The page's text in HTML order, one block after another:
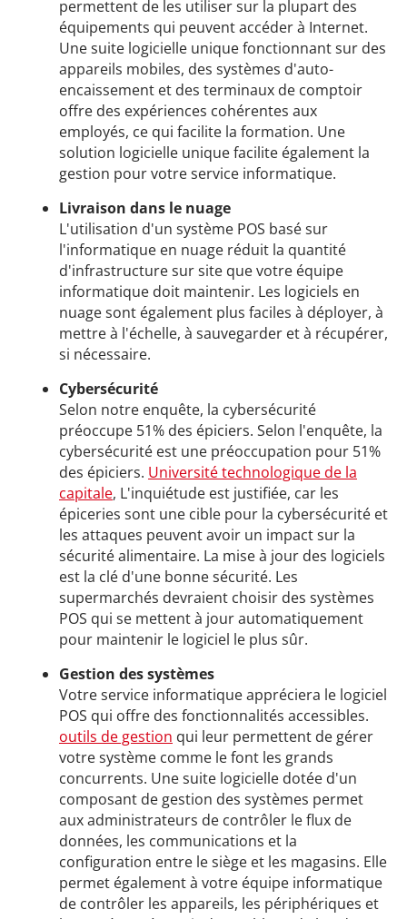
permettent de les utiliser sur la plupart des
équipements qui peuvent accéder à Internet.
Une suite logicielle unique fonctionnant sur des
appareils mobiles, des systèmes d'auto-
encaissement et des terminaux de comptoir
offre des expériences cohérentes aux
employés, ce qui facilite la formation. Une
solution logicielle unique facilite également la
gestion pour votre service informatique.
Livraison dans le nuage
L'utilisation d'un système POS basé sur
l'informatique en nuage réduit la quantité
d'infrastructure sur site que votre équipe
informatique doit maintenir. Les logiciels en
nuage sont également plus faciles à déployer, à
mettre à l'échelle, à sauvegarder et à récupérer,
si nécessaire.
Cybersécurité
Selon notre enquête, la cybersécurité
préoccupe 51% des épiciers. Selon l'enquête, la
cybersécurité est une préoccupation pour 51%
des épiciers. Université technologique de la
capitale, L'inquiétude est justifiée, car les
épiceries sont une cible pour la cybersécurité et
les attaques peuvent avoir un impact sur la
sécurité alimentaire. La mise à jour des logiciels
est la clé d'une bonne sécurité. Les
supermarchés devraient choisir des systèmes
POS qui se mettent à jour automatiquement
pour maintenir le logiciel le plus sûr.
Gestion des systèmes
Votre service informatique appréciera le logiciel
POS qui offre des fonctionnalités accessibles.
outils de gestion qui leur permettent de gérer
votre système comme le font les grands
concurrents. Une suite logicielle dotée d'un
composant de gestion des systèmes permet
aux administrateurs de contrôler le flux de
données, les communications et la
configuration entre le siège et les magasins. Elle
permet également à votre équipe informatique
de contrôler les appareils, les périphériques et